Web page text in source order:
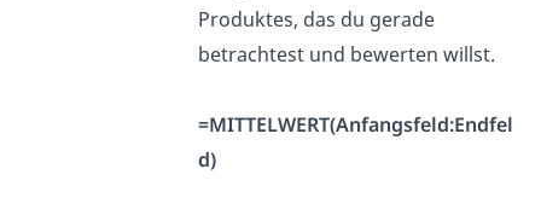
Produktes, das du gerade
betrachtest und bewerten willst.
=MITTELWERT(Anfangsfeld:Endfel
d)